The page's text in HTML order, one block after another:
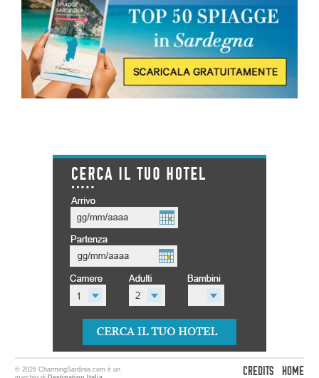
© 2026 CharmingSardinia.com è un
CREDITS HOME